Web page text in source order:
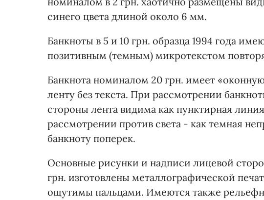
синего цвета длиной около 6 мм.
Банкноты в 5 и 10 грн. образца 1994 года
позитивным (темным) микротекстом
Банкнота номиналом 20 грн. имеет
ленту без текста. При рассмотрении
стороны лента видима как пунктирная
рассмотрении против света - как темная
банкноту поперек.
Основные рисунки и надписи лицевой
грн. изготовлены металлографической
ощутимы пальцами. Имеются также